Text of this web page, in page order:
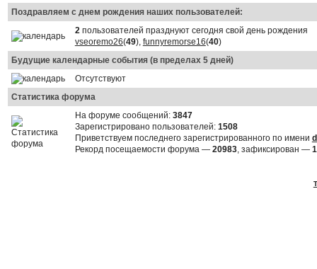
Поздравляем с днем рождения наших пользователей:
2пользователей празднуют сегодня свой день рождения
vseoremo26(49), funnyremorse16(40)
Будущие календарные события (в пределах 5 дней)
Отсутствуют
Статистика форума
На форуме сообщений: 3847
Зарегистрировано пользователей: 1508
Приветствуем последнего зарегистрированного по имени
Рекорд посещаемости форума — 20983, зафиксирован —